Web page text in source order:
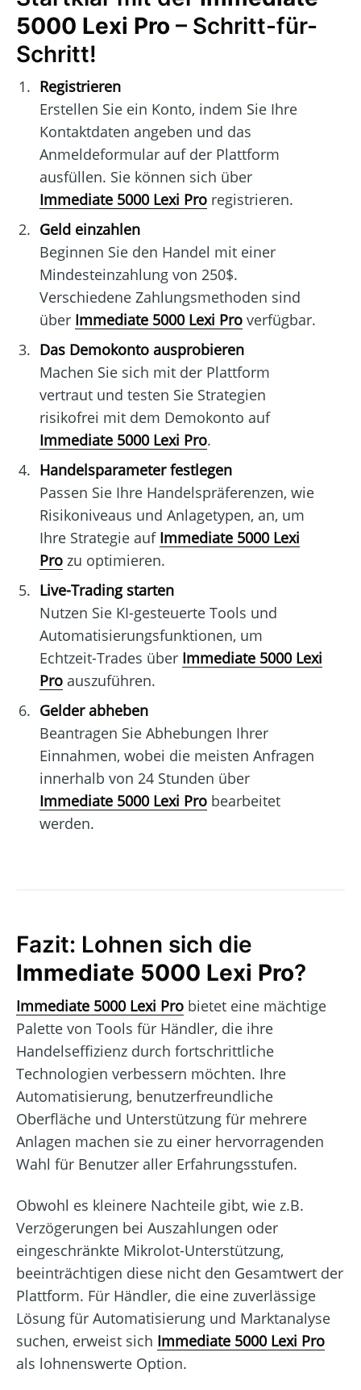
5000 Lexi Pro – Schritt-für-
Schritt!
Registrieren
Erstellen Sie ein Konto, indem Sie Ihre
Kontaktdaten angeben und das
Anmeldeformular auf der Plattform
ausfüllen. Sie können sich über
Immediate 5000 Lexi Proregistrieren.
Geld einzahlen
Beginnen Sie den Handel mit einer
Mindesteinzahlung von 250$.
Verschiedene Zahlungsmethoden sind
über Immediate 5000 Lexi Proverfügbar.
Das Demokonto ausprobieren
Machen Sie sich mit der Plattform
vertraut und testen Sie Strategien
risikofrei mit dem Demokonto auf
Immediate 5000 Lexi Pro.
Handelsparameter festlegen
Passen Sie Ihre Handelspräferenzen, wie
Risikoniveaus und Anlagetypen, an, um
Ihre Strategie auf Immediate 5000 Lexi
Prozu optimieren.
Live-Trading starten
Nutzen Sie KI-gesteuerte Tools und
Automatisierungsfunktionen, um
Echtzeit-Trades über Immediate 5000 Lexi
Proauszuführen.
Gelder abheben
Beantragen Sie Abhebungen Ihrer
Einnahmen, wobei die meisten Anfragen
innerhalb von 24 Stunden über
Immediate 5000 Lexi Probearbeitet
werden.
Fazit: Lohnen sich die
Immediate 5000 Lexi Pro?
Immediate 5000 Lexi Pro bietet eine mächtige
Palette von Tools für Händler, die ihre
Handelseffizienz durch fortschrittliche
Technologien verbessern möchten. Ihre
Automatisierung, benutzerfreundliche
Oberfläche und Unterstützung für mehrere
Anlagen machen sie zu einer hervorragenden
Wahl für Benutzer aller Erfahrungsstufen.
Obwohl es kleinere Nachteile gibt, wie z.B.
Verzögerungen bei Auszahlungen oder
eingeschränkte Mikrolot-Unterstützung,
beeinträchtigen diese nicht den Gesamtwert der
Plattform. Für Händler, die eine zuverlässige
Lösung für Automatisierung und Marktanalyse
suchen, erweist sich Immediate 5000 Lexi Pro
als lohnenswerte Option.